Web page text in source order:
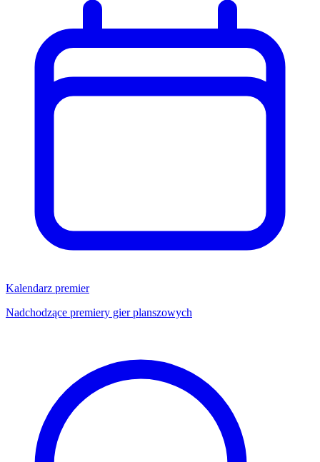
Kalendarz premier
Nadchodzące premiery gier planszowych